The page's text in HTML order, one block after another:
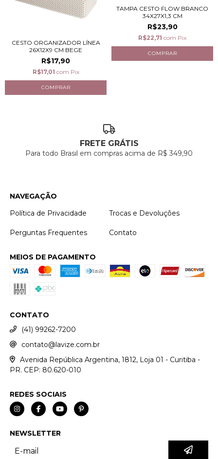
CESTO ORGANIZADOR LÍNEA
26X12X9 CM BEGE
R$17,90
R$17,01 com Pix
TAMPA CESTO FLOW BRANCO
34X27X1,3 CM
R$23,90
R$22,71 com Pix
FRETE GRÁTIS
Para todo Brasil em compras acima de R$ 349,90
NAVEGAÇÃO
Política de Privacidade
Trocas e Devoluções
Perguntas Frequentes Contato
MEIOS DE PAGAMENTO
CONTATO
(41) 99262-7200
contato@lavize.com.br
Avenida República Argentina, 1812, Loja 01 - Curitiba -
PR. CEP: 80.620-010
REDES SOCIAIS
NEWSLETTER